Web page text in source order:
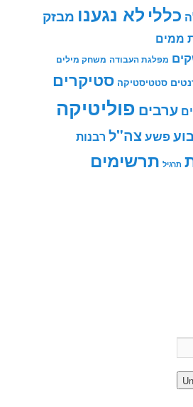
כללי לא נגענו מבזק
ממים
מפלגת העבודה משחק מילים
סטטיסטיקה סטיקרים
ערבים פוליטיקה
פשעצה"ל רבנות
תרגיל תרשימים